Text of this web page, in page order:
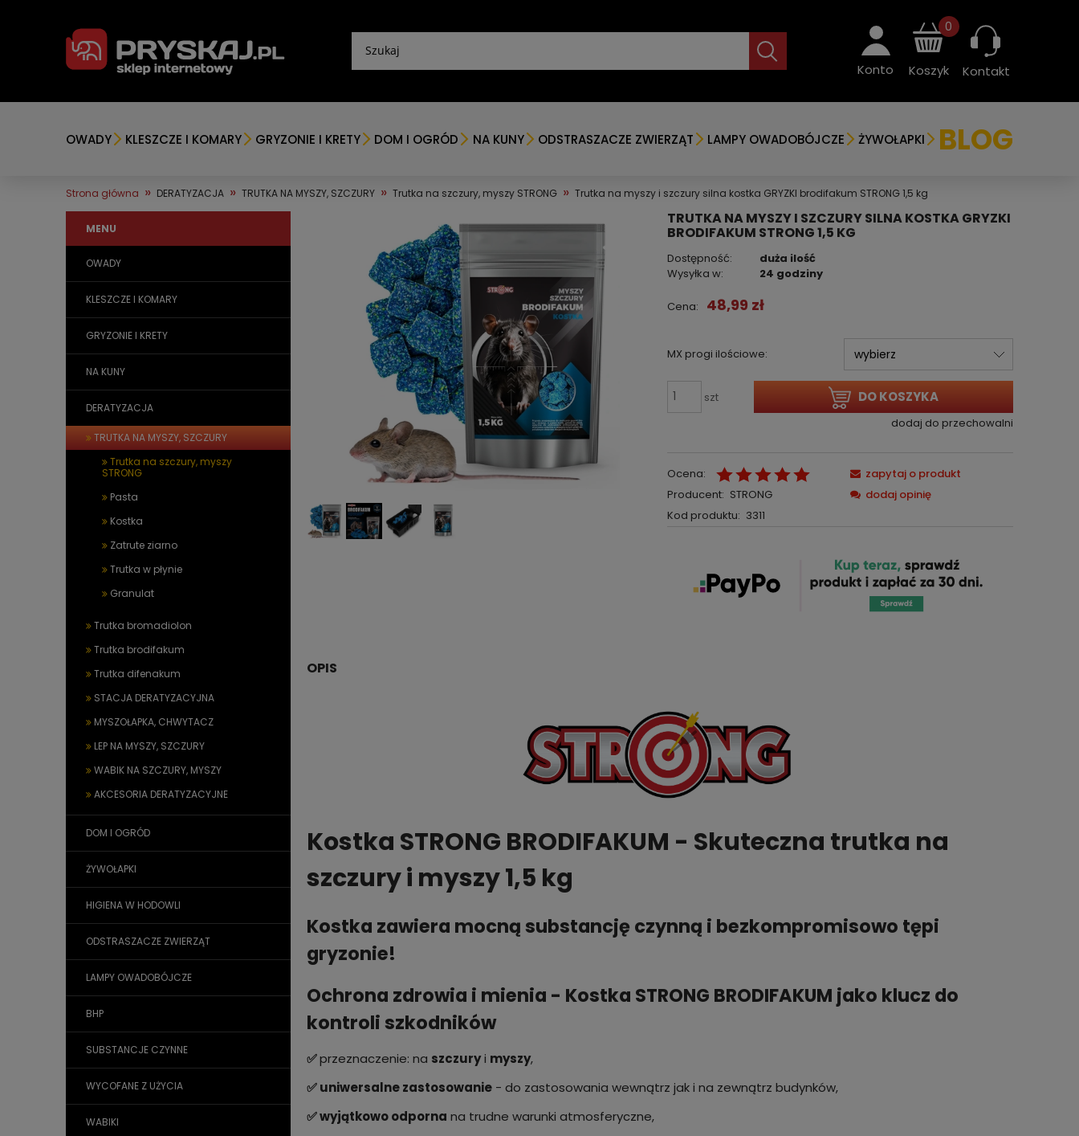
Konto Koszyk
0
Kontakt
OWADY KLESZCZE I KOMARY GRYZONIE I KRETY DOM I OGRÓD NA KUNY ODSTRASZACZE ZWIERZĄT LAMPY OWADOBÓJCZE ŻYWOŁAPKI BLOG
Strona główna » DERATYZACJA » TRUTKA NA MYSZY, SZCZURY » Trutka na szczury, myszy STRONG » Trutka na myszy i szczury silna kostka GRYZKI brodifakum STRONG 1,5 kg
MENU
OWADY
KLESZCZE I KOMARY
GRYZONIE I KRETY
NA KUNY
DERATYZACJA
TRUTKA NA MYSZY, SZCZURY
Trutka na szczury, myszy
STRONG
Pasta
Kostka
Zatrute ziarno
Trutka w płynie
Granulat
Trutka bromadiolon
Trutka brodifakum
Trutka difenakum
STACJA DERATYZACYJNA
MYSZOŁAPKA, CHWYTACZ
LEP NA MYSZY, SZCZURY
WABIK NA SZCZURY, MYSZY
AKCESORIA DERATYZACYJNE
DOM I OGRÓD
ŻYWOŁAPKI
HIGIENA W HODOWLI
ODSTRASZACZE ZWIERZĄT
LAMPY OWADOBÓJCZE
BHP
SUBSTANCJE CZYNNE
WYCOFANE Z UŻYCIA
WABIKI
TRUTKA NA MYSZY I SZCZURY SILNA KOSTKA GRYZKI
BRODIFAKUM STRONG 1,5 KG
Dostępność:
duża ilość
Wysyłka w:
24 godziny
Cena: 48,99 zł
MX progi ilościowe:
szt DO KOSZYKA
dodaj do przechowalni
Ocena:
Producent: STRONG
Kod produktu: 3311
zapytaj o produkt
dodaj opinię
OPIS
Kostka STRONG BRODIFAKUM - Skuteczna trutka na
szczury i myszy 1,5 kg
Kostka zawiera mocną substancję czynną i bezkompromisowo tępi
gryzonie!
Ochrona zdrowia i mienia - Kostka STRONG BRODIFAKUM jako klucz do
kontroli szkodników
✅przeznaczenie: na szczuryi myszy,
✅ uniwersalne zastosowanie - do zastosowania wewnątrz jak i na zewnątrz budynków,
✅ wyjątkowo odporna na trudne warunki atmosferyczne,